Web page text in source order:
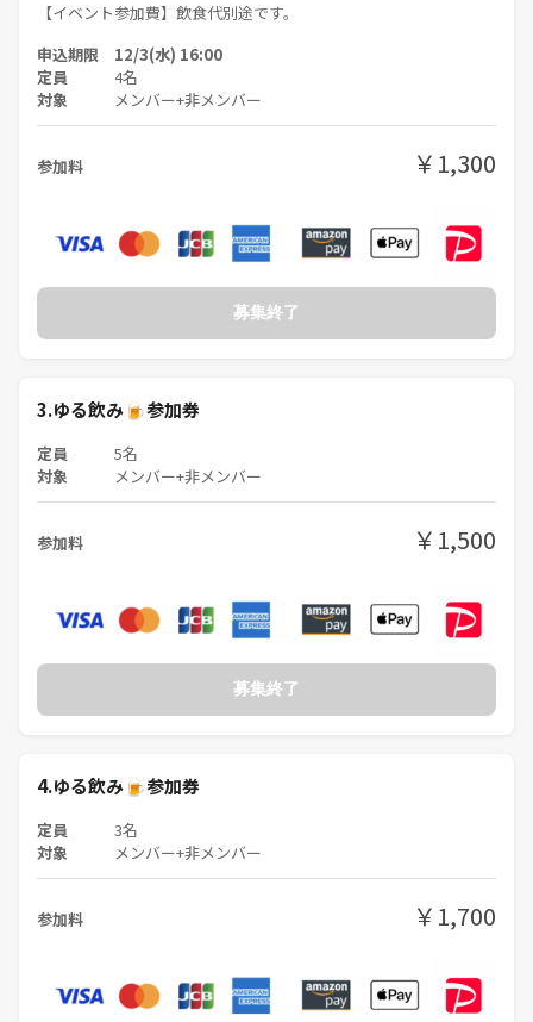
【イベント参加費】飲食代別途です。
申込期限 12/3(水) 16:00
定員 4名
対象 メンバー+非メンバー
参加料 ￥1,300
募集終了
3.ゆる飲み🍺参加券
定員 5名
対象 メンバー+非メンバー
参加料 ￥1,500
募集終了
4.ゆる飲み🍺参加券
定員 3名
対象
メンバー+非メンバー
参加料 ￥1,700